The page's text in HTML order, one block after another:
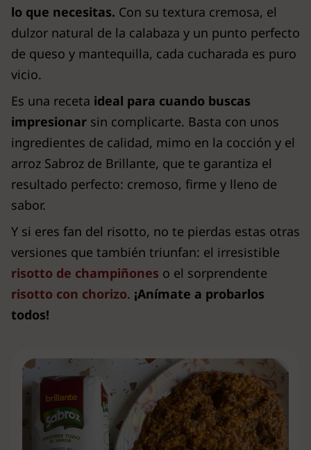
lo que necesitas. Con su textura cremosa, el
dulzor natural de la calabaza y un punto perfecto
de queso y mantequilla, cada cucharada es puro
vicio.
Es una receta ideal para cuando buscas
impresionar sin complicarte. Basta con unos
ingredientes de calidad, mimo en la cocción y el
arroz Sabroz de Brillante, que te garantiza el
resultado perfecto: cremoso, firme y lleno de
sabor.
Y si eres fan del risotto, no te pierdas estas otras
versiones que también triunfan: el irresistible
risotto de champiñones o el sorprendente
risotto con chorizo. ¡Anímate a probarlos
todos!